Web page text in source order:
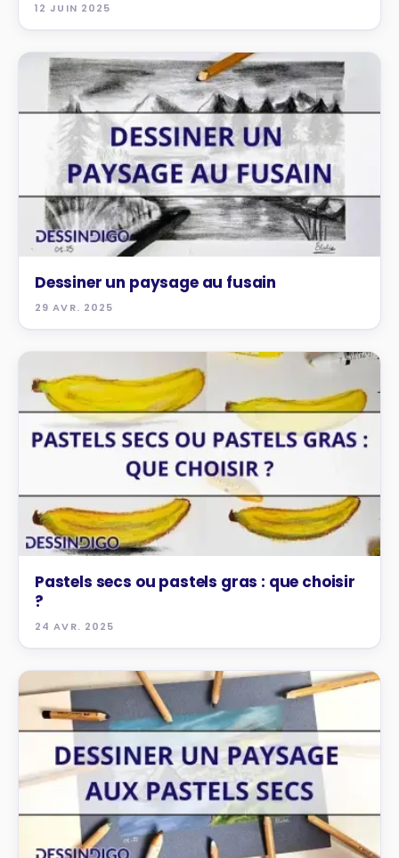
12 JUIN 2025
TUTOS
Dessiner un paysage au fusain
29 AVR. 2025
TRUCS ET ASTUCES
Pastels secs ou pastels gras : que choisir
?
24 AVR. 2025
TUTOS